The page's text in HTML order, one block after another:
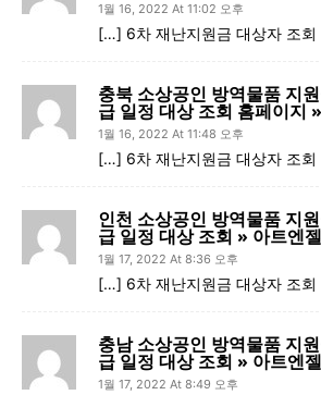
1월 16, 2022 At 11:02 오후
[…] 6차 재난지원금 대상자 조
충북 소상공인 방역물품 지
급 일정 대상 조회 홈페이지
1월 16, 2022 At 11:48 오후
[…] 6차 재난지원금 대상자 조
인천 소상공인 방역물품 지
급 일정 대상 조회 » 아트엔젤
1월 17, 2022 At 8:36 오후
[…] 6차 재난지원금 대상자 조
충남 소상공인 방역물품 지
급 일정 대상 조회 » 아트엔젤
1월 17, 2022 At 8:49 오후